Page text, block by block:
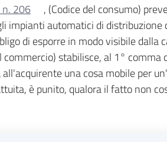
206
, (Codice del consumo)
impianti automatici di
di esporre in modo visibile dalla
stabilisce, al 1°
una cosa mobile per
è punito, qualora il fatto non